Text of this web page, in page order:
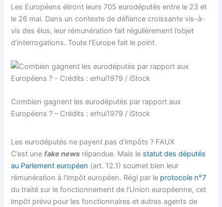
Les Européens éliront leurs 705 eurodéputés entre le 23 et
le 26 mai. Dans un contexte de défiance croissante vis-à-
vis des élus, leur rémunération fait régulièrement l’objet
d’interrogations. Toute l’Europe fait le point.
Combien gagnent les eurodéputés par rapport aux
Européens ? – Crédits : erhui1979 / iStock
Les eurodéputés ne payent pas d’impôts ? FAUX
C’est unefake news répandue. Mais le statut des députés
au Parlement européen (art. 12.1) soumet bien leur
rémunération à l’impôt européen. Régi par le protocole n°7
du traité sur le fonctionnement de l’Union européenne, cet
impôt prévu pour les fonctionnaires et autres agents de